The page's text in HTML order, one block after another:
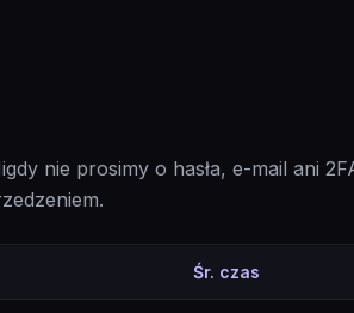
nie prosimy o hasła, e-mail ani
Śr. czas